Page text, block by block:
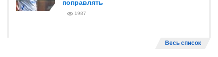
поправлять
1987
Весь список